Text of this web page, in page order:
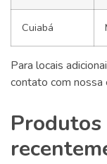
Cuiabá
Para locais
contato com